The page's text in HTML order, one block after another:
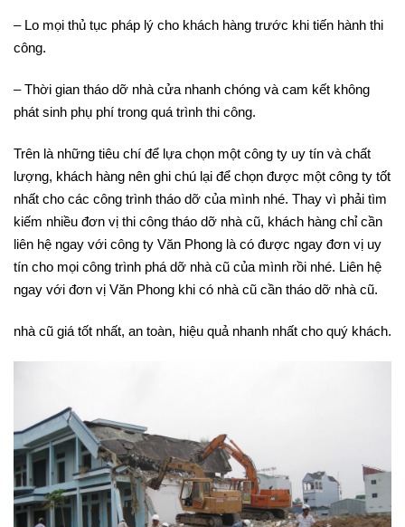
– Lo mọi thủ tục pháp lý cho khách hàng trước khi tiến hành thi
công.
– Thời gian tháo dỡ nhà cửa nhanh chóng và cam kết không
phát sinh phụ phí trong quá trình thi công.
Trên là những tiêu chí để lựa chọn một công ty uy tín và chất
lượng, khách hàng nên ghi chú lại để chọn được một công ty tốt
nhất cho các công trình tháo dỡ của mình nhé. Thay vì phải tìm
kiếm nhiều đơn vị thi công tháo dỡ nhà cũ, khách hàng chỉ cần
liên hệ ngay với công ty Văn Phong là có được ngay đơn vị uy
tín cho mọi công trình phá dỡ nhà cũ của mình rồi nhé. Liên hệ
ngay với đơn vị Văn Phong khi có nhà cũ cần tháo dỡ nhà cũ.
nhà cũ giá tốt nhất, an toàn, hiệu quả nhanh nhất cho quý khách.